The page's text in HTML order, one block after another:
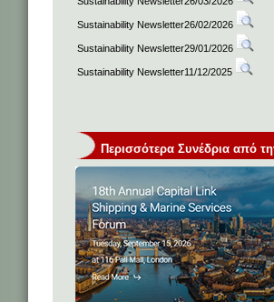
Sustainability Newsletter26/02/2026
Sustainability Newsletter29/01/2026
Sustainability Newsletter11/12/2025
Περισσότερα Συνέδρια από